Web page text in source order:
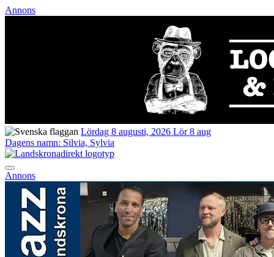
Annons
Lördag 8 augusti, 2026 Lör 8 aug
Dagens namn: Silvia, Sylvia
Annons